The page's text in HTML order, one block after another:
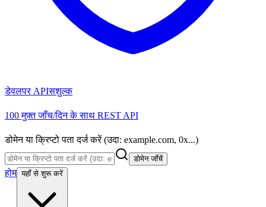
डेवलपर APIसशुल्क
100 मुफ़्त जाँच/दिन के साथ REST API
डोमेन या क्रिप्टो पता दर्ज करें (उदा: example.com, 0x...)
डोमेन जाँचें
होम यहाँ से शुरू करें